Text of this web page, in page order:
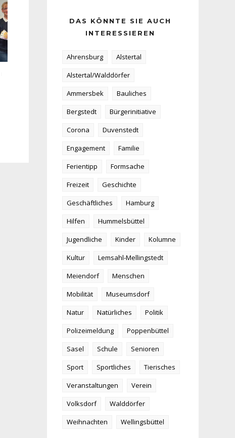
DAS KÖNNTE SIE AUCH
INTERESSIEREN
Ahrensburg
Alstertal
Alstertal/Walddörfer
Ammersbek
Bauliches
Bergstedt
Bürgerinitiative
Corona
Duvenstedt
Engagement
Familie
Ferientipp
Formsache
Freizeit
Geschichte
Geschäftliches
Hamburg
Hilfen
Hummelsbüttel
Jugendliche
Kinder
Kolumne
Kultur
Lemsahl-Mellingstedt
Meiendorf
Menschen
Mobilität
Museumsdorf
Natur
Natürliches
Politik
Polizeimeldung
Poppenbüttel
Sasel
Schule
Senioren
Sport
Sportliches
Tierisches
Veranstaltungen
Verein
Volksdorf
Walddörfer
Weihnachten
Wellingsbüttel